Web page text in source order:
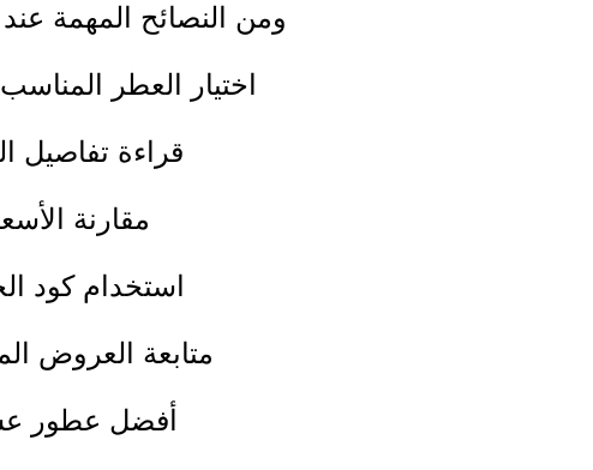
ومن النصائح المهمة
اختيار العطر
قراءة تفاصيل
مقارنة
استخدام كود
متابعة العروض
أفضل عطور